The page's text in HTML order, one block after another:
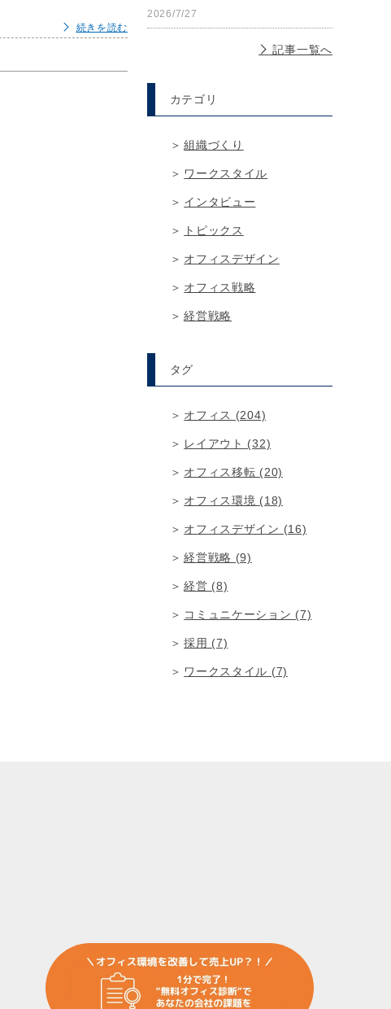
続きを読む
2026/7/27
記事一覧へ
カテゴリ
組織づくり
ワークスタイル
インタビュー
トピックス
オフィスデザイン
オフィス戦略
経営戦略
タグ
オフィス (204)
レイアウト (32)
オフィス移転 (20)
オフィス環境 (18)
オフィスデザイン (16)
経営戦略 (9)
経営 (8)
コミュニケーション (7)
採用 (7)
ワークスタイル (7)